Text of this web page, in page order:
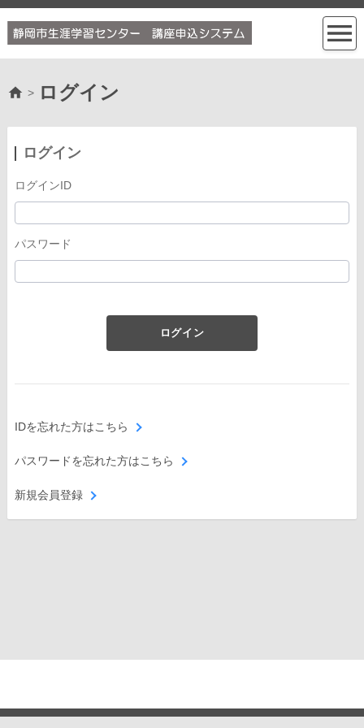
> ログイン
ログイン
ログインID
パスワード
ログイン
IDを忘れた方はこちら
パスワードを忘れた方はこちら
新規会員登録